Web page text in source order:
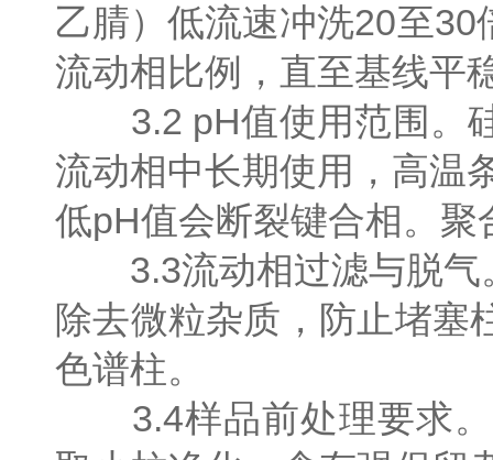
乙腈）低流速冲洗20至
流动相比例，直至基线平
3.2 pH值使用范围。硅
流动相中长期使用，高温
低pH值会断裂键合相。
3.3流动相过滤与脱气
除去微粒杂质，防止堵塞
色谱柱。
3.4样品前处理要求。